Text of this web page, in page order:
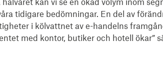
tidigare bedömningar. En del av
i kölvattnet av e-handelns
med kontor, butiker och hotell ökar”